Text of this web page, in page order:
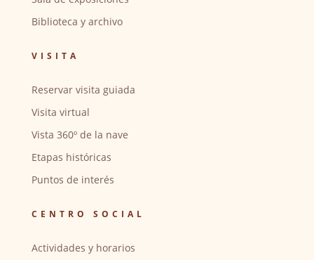
Biblioteca y archivo
VISITA
Reservar visita guiada
Visita virtual
Vista 360º de la nave
Etapas históricas
Puntos de interés
CENTRO SOCIAL
Actividades y horarios